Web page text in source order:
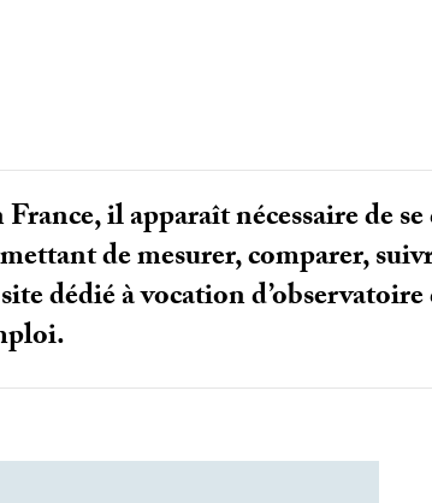
il apparaît nécessaire de
de mesurer, comparer,
dédié à vocation d’observatoire